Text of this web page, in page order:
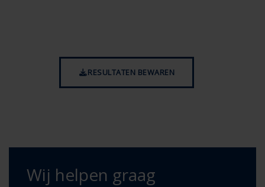
RESULTATEN BEWAREN
Wij helpen graag